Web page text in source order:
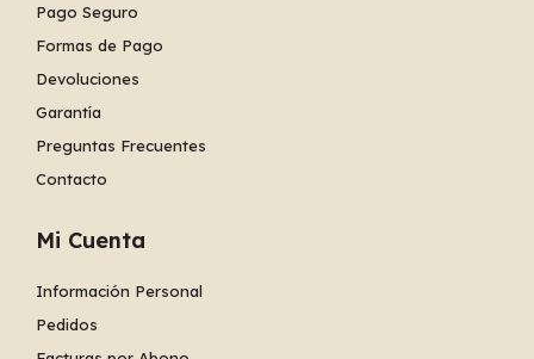
Pago Seguro
Formas de Pago
Devoluciones
Garantía
Preguntas Frecuentes
Contacto
Mi Cuenta
Información Personal
Pedidos